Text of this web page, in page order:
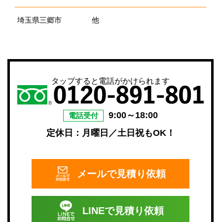
埼玉県三郷市 他
タップすると電話がかけられます
電話受付
9:00～18:00
定休日：月曜日／土日祝もOK！
メールで見積り依頼
LINEで見積り依頼